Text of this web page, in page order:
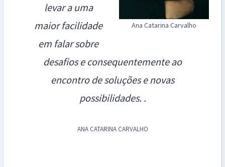
Ana Catarina Carvalho
levar a uma
maior facilidade
em falar sobre
desafios e consequentemente ao
encontro de soluções e novas
possibilidades. .
ANA CATARINA CARVALHO